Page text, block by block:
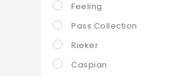
Feeling
Pass Collection
Rieker
Caspian